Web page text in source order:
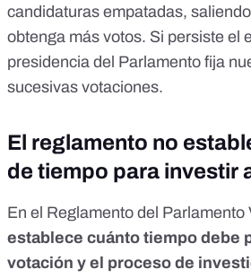
candidaturas empatadas,
obtenga más votos. Si persiste el
presidencia del Parlamento fija
sucesivas votaciones.
El reglamento no
de tiempo para investir
En el Reglamento del Parlamento
establece cuánto tiempo debe
votación y el proceso de